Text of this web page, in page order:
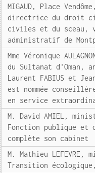
MIGAUD, Place
directrice du droit
civiles et du sceau,
administratif de
Mme Véronique
du Sultanat d'Oman,
Laurent FABIUS et
est nommée
en service
M. David AMIEL,
Fonction publique et
complète son cabinet
M. Mathieu
Transition